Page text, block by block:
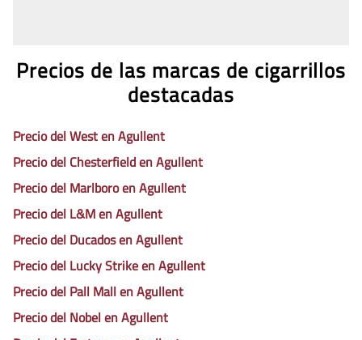
Precios de las marcas de cigarrillos
destacadas
Precio del West en Agullent
Precio del Chesterfield en Agullent
Precio del Marlboro en Agullent
Precio del L&M en Agullent
Precio del Ducados en Agullent
Precio del Lucky Strike en Agullent
Precio del Pall Mall en Agullent
Precio del Nobel en Agullent